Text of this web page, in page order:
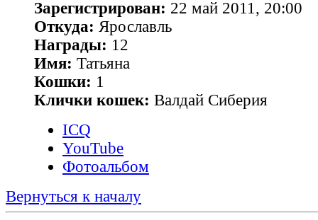
Зарегистрирован: 22 май 2011, 20:00
Откуда: Ярославль
Награды: 12
Имя: Татьяна
Кошки: 1
Клички кошек: Валдай Сиберия
ICQ
YouTube
Фотоальбом
Вернуться к началу